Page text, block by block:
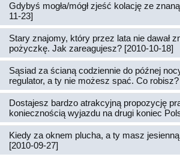
Gdybyś mogła/mógł zjeść kolację ze
11-23]
Stary znajomy, który przez lata nie dawał
pożyczkę. Jak zareagujesz? [2010-10-18]
Sąsiad za ścianą codziennie do późnej
regulator, a ty nie możesz spać. Co robisz?
Dostajesz bardzo atrakcyjną propozycję
koniecznością wyjazdu na drugi koniec
Kiedy za oknem plucha, a ty masz
[2010-09-27]